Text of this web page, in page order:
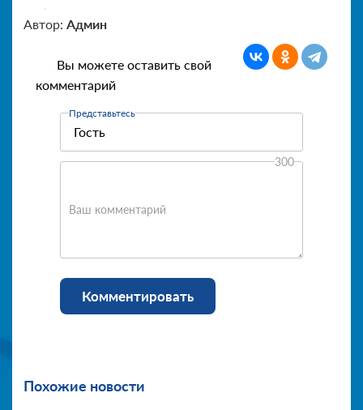
Автор: Админ
Вы можете оставить свой
комментарий
Представьтесь
Ваш комментарий
300
Комментировать
Похожие новости